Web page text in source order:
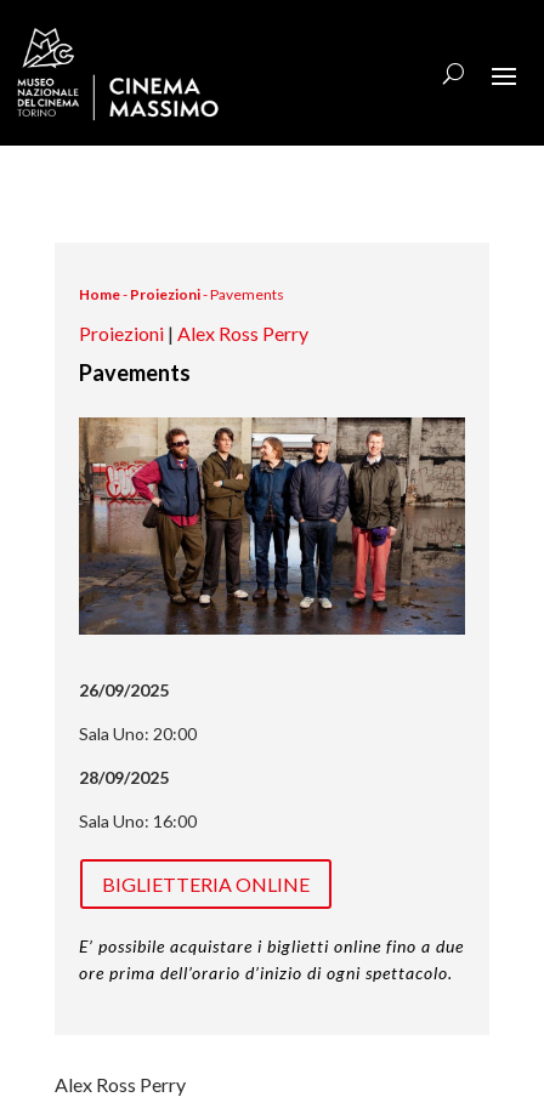
Home- Proiezioni-Pavements
Proiezioni| Alex Ross Perry
Pavements
26/09/2025
Sala Uno: 20:00
28/09/2025
Sala Uno: 16:00
BIGLIETTERIA ONLINE
E’ possibile acquistare i biglietti online fino a due
ore prima dell’orario d’inizio di ogni spettacolo.
Alex Ross Perry